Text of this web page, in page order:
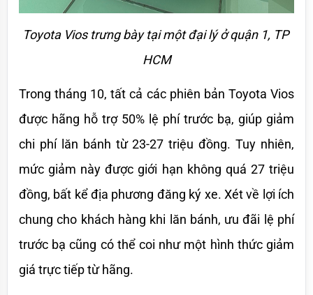
Toyota Vios trưng bày tại một đại lý ở quận 1, TP
HCM
Trong tháng 10, tất cả các phiên bản Toyota Vios
được hãng hỗ trợ 50% lệ phí trước bạ, giúp giảm
chi phí lăn bánh từ 23-27 triệu đồng. Tuy nhiên,
mức giảm này được giới hạn không quá 27 triệu
đồng, bất kể địa phương đăng ký xe. Xét về lợi ích
chung cho khách hàng khi lăn bánh, ưu đãi lệ phí
trước bạ cũng có thể coi như một hình thức giảm
giá trực tiếp từ hãng.